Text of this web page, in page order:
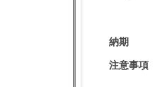
注意事項
納期